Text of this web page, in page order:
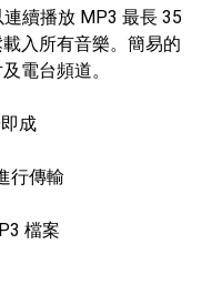
續播放 MP3 最長 35
入所有音樂。簡易的
電台頻道。
成
行傳輸
檔案